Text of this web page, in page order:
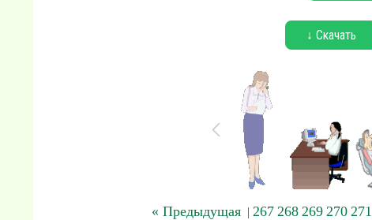
↓ Скачать
« Предыдущая| 267 268 269 270 271